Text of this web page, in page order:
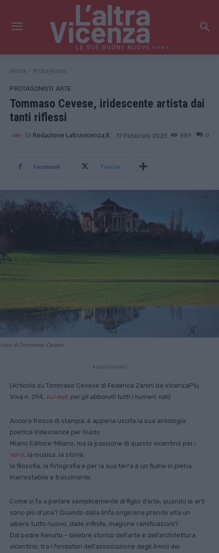
news
Home Protagonisti
PROTAGONISTI ARTE
Tommaso Cevese, iridescente artista dai
tanti riflessi
Di Redazione LaltravIcenza.it 17 Febbraio 2025 0
889
Facebook Twitter
Foto di Tommaso Cevese
- Advertisement -
(Articolo su Tommaso Cevese di Federica Zanini da VicenzaPiù
Viva n. 294 sul web per gli abbonati tutti i numeri, ndr).
Ancora fresca di stampa, è appena uscita la sua antologia
poetica Iridescenze per Guido
Miano Editore-Milano, ma la passione di questo vicentino per i
versi, la musica, la storia,
la filosofia, la fotografia e per la sua terra è un fiume in piena.
Inarrestabile e trascinante.
Come si fa a parlare semplicemente di figlio d’arte, quando le arti
sono più d’una? Quando dalla linfa originaria prende vita un
albero tutto nuovo, dalle infinite, magiche ramificazioni?
Dal padre Renato – celebre storico dell’arte e dell’architettura
vicentino, tra i fondatori dell’associazione degli Amici dei